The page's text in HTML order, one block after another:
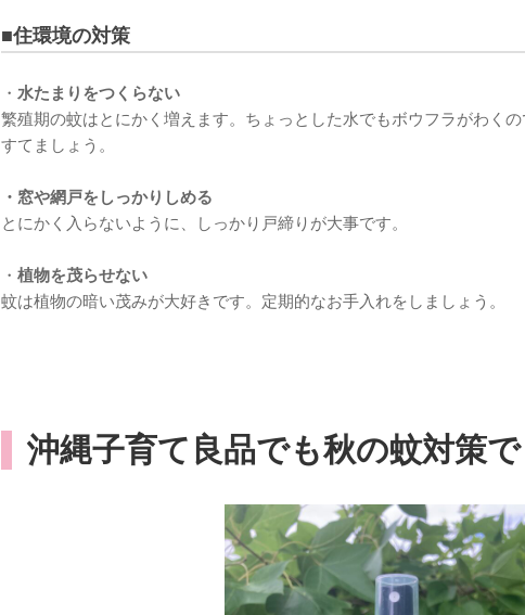
■住環境の対策
・ 水たまりをつくらない
繁殖期の蚊はとにかく増えます。ちょっとした水でもボウフラがわく
すてましょう。
・窓や網戸をしっかりしめる
とにかく入らないように、しっかり戸締りが大事です。
・ 植物を茂らせない
蚊は植物の暗い茂みが大好きです。定期的なお手入れをしましょう。
沖縄子育て良品でも秋の蚊対策